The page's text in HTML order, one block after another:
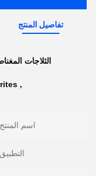
تفاصيل المنتج
الثلاجات
,
اسم